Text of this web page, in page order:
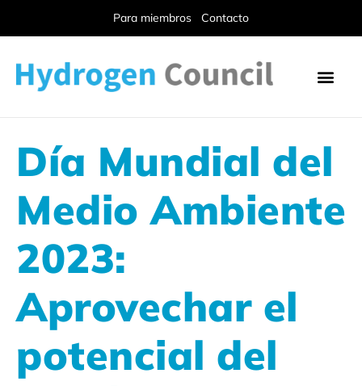
Para miembros Contacto
Día Mundial del
Medio Ambiente
2023:
Aprovechar el
potencial del